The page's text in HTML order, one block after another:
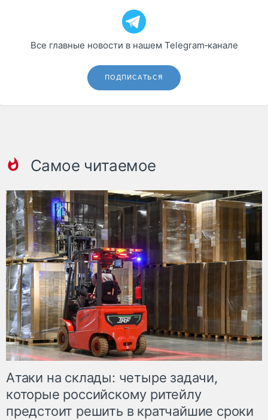
Все главные новости в нашем Telegram‑канале
ПОДПИСАТЬСЯ
Самое читаемое
Атаки на склады: четыре задачи,
которые российскому ритейлу
предстоит решить в кратчайшие сроки